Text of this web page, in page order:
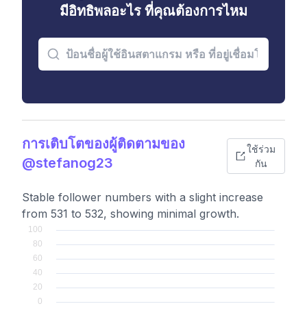
มีอิทธิพลอะไร ที่คุณต้องการไหม
การเติบโตของผู้ติดตามของ
@stefanog23
ใช้ร่วม
กัน
Stable follower numbers with a slight increase
from 531 to 532, showing minimal growth.